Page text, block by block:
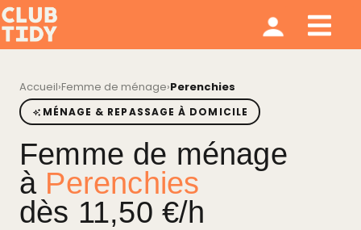
Accueil›Femme de ménage›Perenchies
MÉNAGE & REPASSAGE À DOMICILE
Femme de ménage
à Perenchies
dès 11,50 €/h